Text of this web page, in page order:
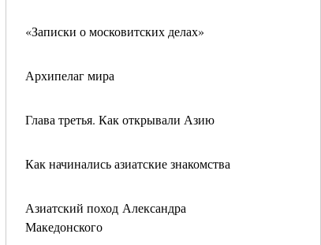
«Записки о московитских делах»
Архипелаг мира
Глава третья. Как открывали Азию
Как начинались азиатские знакомства
Азиатский поход Александра
Македонского